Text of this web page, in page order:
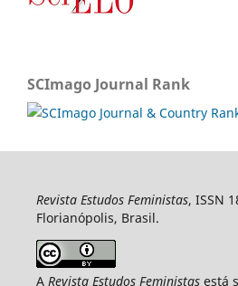
SCImago Journal Rank
Revista Estudos Feministas, ISSN
Florianópolis, Brasil.
A Revista Estudos Feministasestá